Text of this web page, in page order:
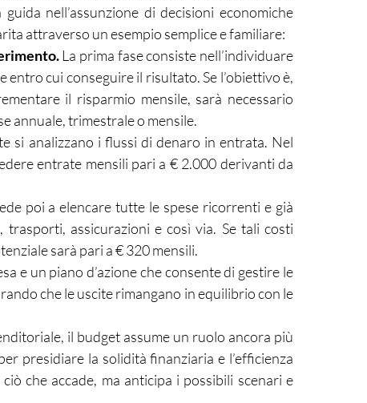
nell’assunzione di decisioni economiche
attraverso un esempio semplice e familiare:
La prima fase consiste nell’individuare
cui conseguire il risultato. Se l’obiettivo è,
il risparmio mensile, sarà necessario
annuale, trimestrale o mensile.
si analizzano i flussi di denaro in entrata. Nel
entrate mensili pari a € 2.000 derivanti da
poi a elencare tutte le spese ricorrenti e già
assicurazioni e così via. Se tali costi
sarà pari a € 320 mensili.
e un piano d’azione che consente di gestire le
che le uscite rimangano in equilibrio con le
il budget assume un ruolo ancora più
presidiare la solidità finanziaria e l’efficienza
che accade, ma anticipa i possibili scenari e